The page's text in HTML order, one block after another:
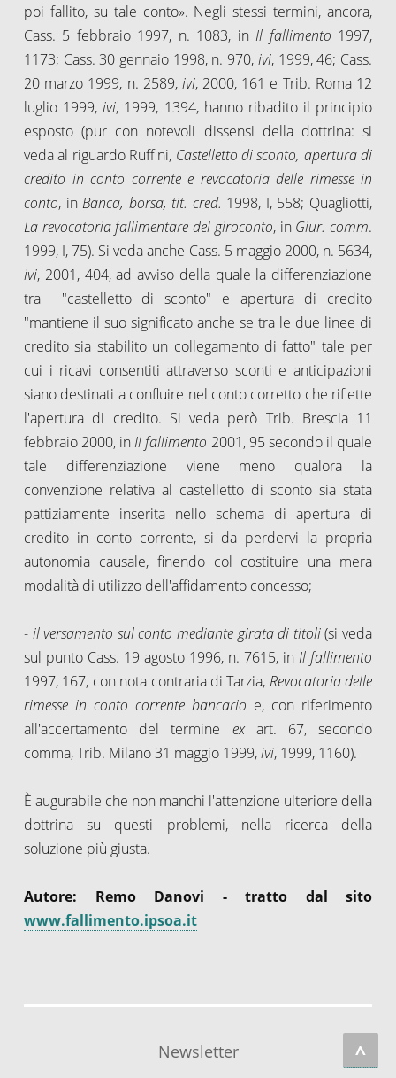
poi fallito, su tale conto». Negli stessi termini, ancora,
Cass. 5 febbraio 1997, n. 1083, in Il fallimento 1997,
1173; Cass. 30 gennaio 1998, n. 970, ivi, 1999, 46; Cass.
20 marzo 1999, n. 2589, ivi, 2000, 161 e Trib. Roma 12
luglio 1999,ivi, 1999, 1394, hanno ribadito il principio
esposto (pur con notevoli dissensi della dottrina: si
veda al riguardo Ruffini, Castelletto di sconto, apertura di
credito in conto corrente e revocatoria delle rimesse in
conto, in Banca, borsa, tit. cred. 1998, I, 558; Quagliotti,
La revocatoria fallimentare del giroconto, in Giur. comm.
1999, I, 75). Si veda anche Cass. 5 maggio 2000, n. 5634,
ivi, 2001, 404, ad avviso della quale la differenziazione
tra "castelletto di sconto" e apertura di credito
"mantiene il suo significato anche se tra le due linee di
credito sia stabilito un collegamento di fatto" tale per
cui i ricavi consentiti attraverso sconti e anticipazioni
siano destinati a confluire nel conto corretto che riflette
l'apertura di credito. Si veda però Trib. Brescia 11
febbraio 2000, in Il fallimento 2001, 95 secondo il quale
tale differenziazione viene meno qualora la
convenzione relativa al castelletto di sconto sia stata
pattiziamente inserita nello schema di apertura di
credito in conto corrente, si da perdervi la propria
autonomia causale, finendo col costituire una mera
modalità di utilizzo dell'affidamento concesso;
- il versamento sul conto mediante girata di titoli(si veda
sul punto Cass. 19 agosto 1996, n. 7615, in Il fallimento
1997, 167, con nota contraria di Tarzia, Revocatoria delle
rimesse in conto corrente bancario e, con riferimento
all'accertamento del termine exart. 67, secondo
comma, Trib. Milano 31 maggio 1999,ivi, 1999, 1160).
È augurabile che non manchi l'attenzione ulteriore della
dottrina su questi problemi, nella ricerca della
soluzione più giusta.
Autore: Remo Danovi - tratto dal sito
www.fallimento.ipsoa.it
Newsletter ^